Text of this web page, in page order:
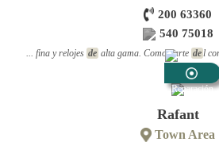
200 63360
540 75018
... fina y relojes de alta gama. Como parte de l
Reparación
Rafant
Town Area